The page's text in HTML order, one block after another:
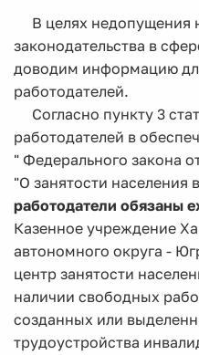
В целях недопущения
законодательства в
доводим информацию
работодателей.
Согласно пункту 3
работодателей в
" Федерального закона
"О занятости
работодатели обязаны
Казенное учреждение
автономного округа -
центр занятости
наличии свободных
созданных или
трудоустройства